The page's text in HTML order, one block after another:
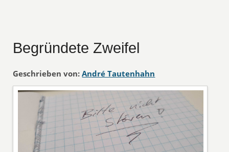
Begründete Zweifel
Geschrieben von: André Tautenhahn